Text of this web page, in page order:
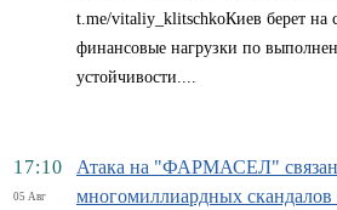
t.me/vitaliy_klitschkoКиев берет на
финансовые нагрузки по
устойчивости....
17:10
05 Авг
Атака на "ФАРМАСЕЛ"
многомиллиардных скандалов